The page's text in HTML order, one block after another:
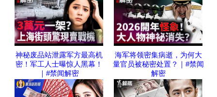
神秘废品站泄露军方最高机
密！军工人士曝惊人黑幕！
｜#禁闻解密
海军将领密集病逝，为何大
量官员被秘密处置？｜#禁闻
解密